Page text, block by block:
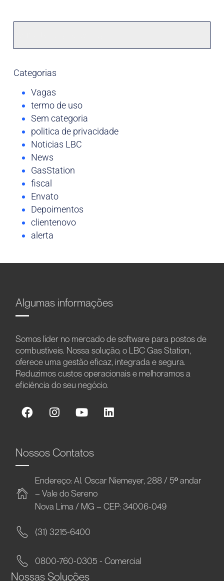
Categorias
Vagas
termo de uso
Sem categoria
politica de privacidade
Noticias LBC
News
GasStation
fiscal
Envato
Depoimentos
clientenovo
alerta
Algumas informações
Somos líder no mercado de software para postos de
combustíveis. Nossa solução, o LBC Gas Station,
oferece uma gestão eficaz, integrada e segura.
Reduzimos custos operacionais e melhoramos a
eficiência do seu negócio.
Nossos Contatos
Endereço: Al. Oscar Niemeyer, 288 / 5º andar
– Vale do Sereno
Nova Lima / MG – CEP: 34006-049
(31) 3215-6400
0800-760-0305 - Comercial
Nossas Soluções